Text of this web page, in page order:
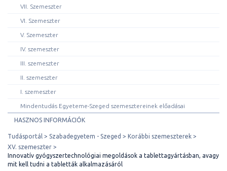
VII. Szemeszter
VI. Szemeszter
V. Szemeszter
IV. szemeszter
III. szemeszter
II. szemeszter
I. szemeszter
Mindentudás Egyeteme-Szeged szemesztereinek előadásai
HASZNOS INFORMÁCIÓK
Tudásportál Szabadegyetem - Szeged
Korábbi szemeszterek
XV. szemeszter
Innovatív gyógyszertechnológiai megoldások a tablettagyártásban, avagy
mit kell tudni a tabletták alkalmazásáról